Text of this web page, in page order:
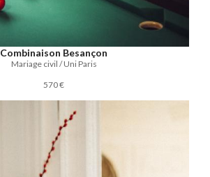
Combinaison Besançon
Mariage civil / Uni Paris
570 €